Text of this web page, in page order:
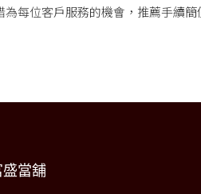
每位客戶服務的機會，推薦手續
盛當舖